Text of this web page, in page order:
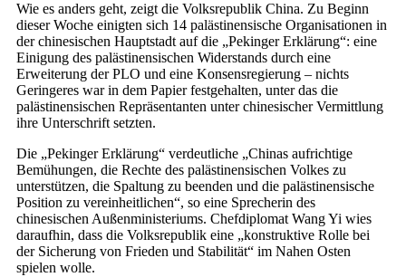
Wie es anders geht, zeigt die Volksrepublik China. Zu Beginn
dieser Woche einigten sich 14 palästinensische Organisationen in
der chinesischen Hauptstadt auf die „Pekinger Erklärung“: eine
Einigung des palästinensischen Widerstands durch eine
Erweiterung der PLO und eine Konsensregierung – nichts
Geringeres war in dem Papier festgehalten, unter das die
palästinensischen Repräsentanten unter chinesischer Vermittlung
ihre Unterschrift setzten.
Die „Pekinger Erklärung“ verdeutliche „Chinas aufrichtige
Bemühungen, die Rechte des palästinensischen Volkes zu
unterstützen, die Spaltung zu beenden und die palästinensische
Position zu vereinheitlichen“, so eine Sprecherin des
chinesischen Außenministeriums. Chefdiplomat Wang Yi wies
daraufhin, dass die Volksrepublik eine „konstruktive Rolle bei
der Sicherung von Frieden und Stabilität“ im Nahen Osten
spielen wolle.